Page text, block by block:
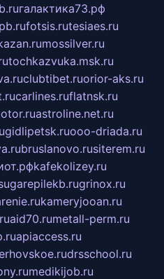
галактика73.рф
fotsis.rutesiaes.ru
mossilver.ru
tochkazvuka.msk.ru
clubtibet.ruorior-aks.ru
carlines.ruflatnsk.ru
astroline.net.ru
gidlipetsk.ruooo-driada.ru
bruslanovo.rusiterem.ru
kafekolizey.ru
grinox.ru
kameryjooan.ru
aid70.rumetall-perm.ru
apiaccess.ru
drsschool.ru
medikijob.ru